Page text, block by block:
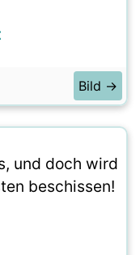
Bild →
und doch wird
beschissen!